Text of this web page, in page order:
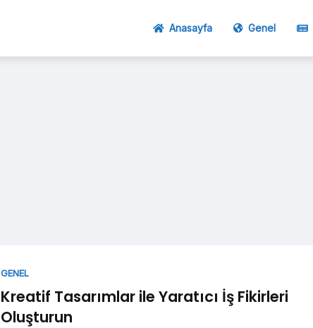
Anasayfa Genel
GENEL
Kreatif Tasarımlar ile Yaratıcı İş Fikirleri
Oluşturun